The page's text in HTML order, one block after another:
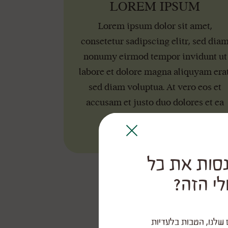
LOREM IPSUM
Lorem ipsum dolor sit amet,
consetetur sadipscing elitr, sed
nonumy eirmod tempor invidunt ut
labore et dolore magna aliquyam
sed diam voluptua. At vero eos et
accusam et justo duo dolores et ea
Close
את כל
הזה?
הטבות בלעדיות